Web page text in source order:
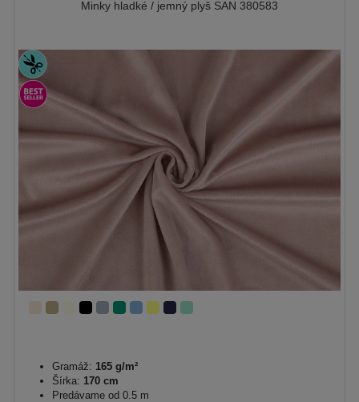
Minky hladké / jemný plyš SAN 380583
Gramáž: 165 g/m²
Šírka: 170 cm
Predávame od 0.5 m